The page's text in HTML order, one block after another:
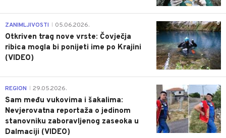
0
ZANIMLJIVOSTI 05.06.2026.
Otkriven trag nove vrste: Čovječja
ribica mogla bi ponijeti ime po Krajini
(VIDEO)
0
REGION 29.05.2026.
Sam među vukovima i šakalima:
Nevjerovatna reportaža o jedinom
stanovniku zaboravljenog zaseoka u
Dalmaciji (VIDEO)